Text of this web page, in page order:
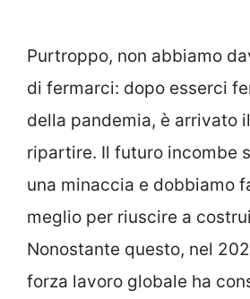
Purtroppo, non abbiamo
di fermarci: dopo esserci
della pandemia, è arrivato
ripartire. Il futuro incombe
una minaccia e dobbiamo
meglio per riuscire a
Nonostante questo, nel
forza lavoro globale ha